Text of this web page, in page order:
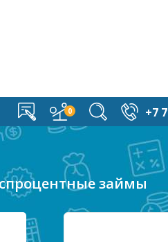
+7
займы